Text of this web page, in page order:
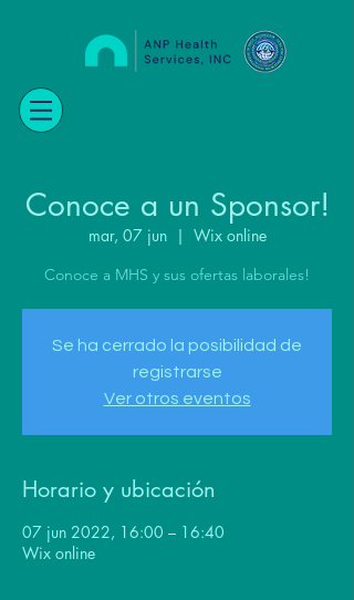
Conoce a un Sponsor!
mar, 07 jun
  |
Wix online
Conoce a MHS y sus ofertas laborales!
Se ha cerrado la posibilidad de
registrarse
Ver otros eventos
Horario y ubicación
07 jun 2022, 16:00 – 16:40
Wix online